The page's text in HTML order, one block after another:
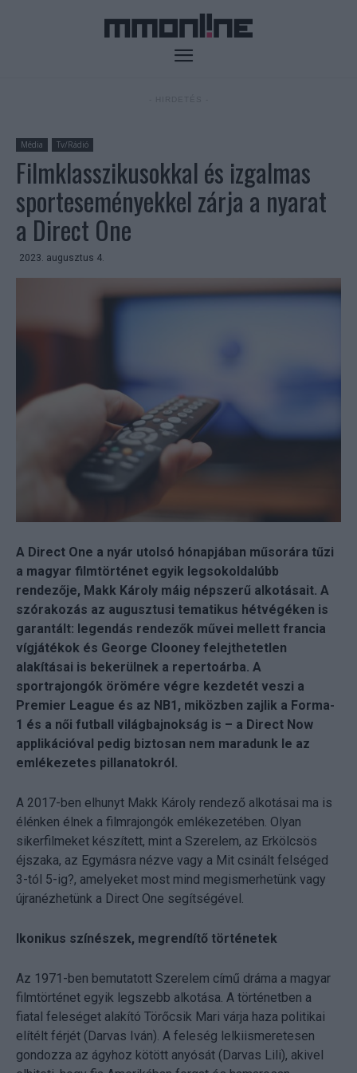
Média Tv/Rádió
Filmklasszikusokkal és izgalmas
sporteseményekkel zárja a nyarat
a Direct One
2023. augusztus 4.
A Direct One a nyár utolsó hónapjában műsorára tűzi
a magyar filmtörténet egyik legsokoldalúbb
rendezője, Makk Károly máig népszerű alkotásait. A
szórakozás az augusztusi tematikus hétvégéken is
garantált: legendás rendezők művei mellett francia
vígjátékok és George Clooney felejthetetlen
alakításai is bekerülnek a repertoárba. A
sportrajongók örömére végre kezdetét veszi a
Premier League és az NB1, miközben zajlik a Forma-
1 és a női futball világbajnokság is – a Direct Now
applikációval pedig biztosan nem maradunk le az
emlékezetes pillanatokról.
A 2017-ben elhunyt Makk Károly rendező alkotásai ma is
élénken élnek a filmrajongók emlékezetében. Olyan
sikerfilmeket készített, mint a Szerelem, az Erkölcsös
éjszaka, az Egymásra nézve vagy a Mit csinált felséged
3-tól 5-ig?, amelyeket most mind megismerhetünk vagy
újranézhetünk a Direct One segítségével.
Ikonikus színészek, megrendítő történetek
Az 1971-ben bemutatott Szerelem című dráma a magyar
filmtörténet egyik legszebb alkotása. A történetben a
fiatal feleséget alakító Törőcsik Mari várja haza politikai
elítélt férjét (Darvas Iván). A feleség lelkiismeretesen
gondozza az ágyhoz kötött anyósát (Darvas Lili), akivel